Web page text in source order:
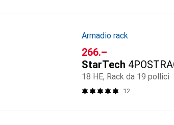
Armadio rack
CHF
266.–
StarTech
18 HE, Rack da 19 pollici
12